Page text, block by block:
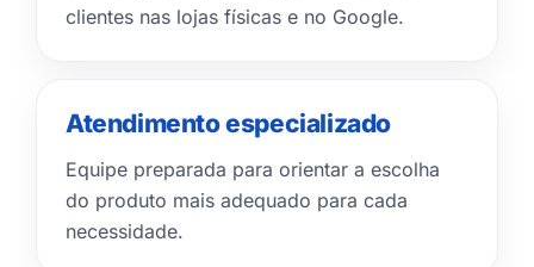
clientes nas lojas físicas e no Google.
Atendimento especializado
Equipe preparada para orientar a escolha
do produto mais adequado para cada
necessidade.